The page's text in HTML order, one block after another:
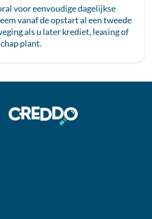
voor eenvoudige dagelijkse
vanaf de opstart al een tweede
als u later krediet, leasing of
plant.